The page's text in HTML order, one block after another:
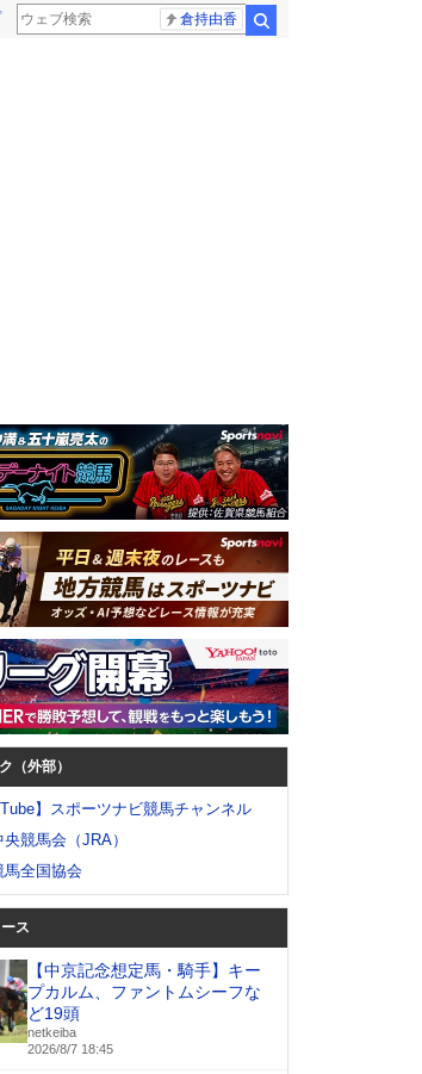
倉持由香
（外部）
】スポーツナビ競馬チャンネル
央競馬会（JRA）
馬全国協会
ス
【中京記念想定馬・騎手】キー
プカルム、ファントムシーフな
ど19頭
netkeiba
2026/8/7 18:45